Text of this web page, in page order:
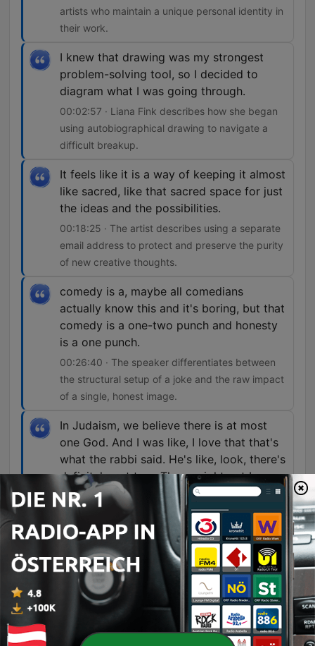
artists who maintain a unique personal identity in
their work.
I knew that drawing was my strongest
problem-solving tool, so I decided to
diagram what I was going through.
00:02:57 · Liana Fink describes how she began
using autobiographical drawing to navigate a
difficult breakup.
It feels like it is a way of keeping it almost
like sacred, like that sacred space for just
the ideas and the possibilities.
00:18:25 · The artist describes using a separate
email address to protect and preserve the purity
of new creative thoughts.
comedy is a, maybe all comedians
actually know this and it's boring, but that
comedy is a one-two punch and honesty
is a one punch.
00:26:40 · The speaker differentiates between
the structural setup of a joke and the raw impact
of a single, honest image.
In Judaism, we believe there is at most
one God. And I was like, I love that that's
what the rabbi said. He's like, look, there's
definitely not two. There might not be
one, but there's certainly no more than
one.
00:35:08 · The guest recounts a humorous and
profound moment from a Judaism 101 class
regarding the concept of monotheism.
Folgen